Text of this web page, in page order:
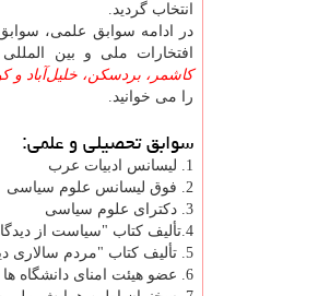
انتخاب گردید.
در ادامه سوابق علمی،
افتخارات ملی و بین المللی
کاشمر، بردسکن، خلیل‌آباد و
را می خوانید.
سوابق تحصیلی و علمی:
1. لیسانس ادبیات عرب
2. فوق لیسانس علوم سیاسی
3. دکترای علوم سیاسی
4.تألیف کتاب "سیاست از دیدگاه علامه شهید مرتضی مطهری"
5. تألیف کتاب "مردم سالاری دینی"
6. عضو هیئت امنای دانشگاه ها و موسسات آموزش عالی و پژوهش منطقه البرز جنوبی